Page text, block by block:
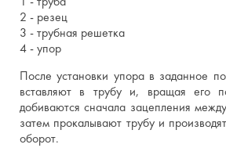
2 - резец
3 - трубная решетка
4 - упор
После установки упора в заданное
вставляют в трубу и, вращая его
добиваются сначала зацепления
затем прокалывают трубу и
оборот.